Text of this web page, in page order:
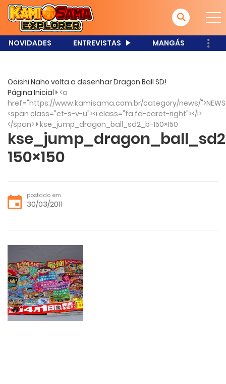
NOVIDADES ENTREVISTAS MANGÁS
Ooishi Naho volta a desenhar Dragon Ball SD!
Página Inicial <a
href="https://www.kamisama.com.br/category/news/
<span class="ct-s-v-u"><i class="fa fa-caret-right"></i>
</span> kse_jump_dragon_ball_sd2_b-150×150
150×150
postado em
30/03/2011